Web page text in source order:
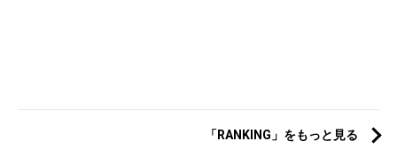
「RANKING」をもっと見る